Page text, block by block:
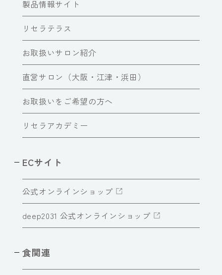
製品情報サイト
リセラテラス
お取扱いサロン紹介
直営サロン（大阪・江津・浜田）
お取扱いをご希望の方へ
リセラアカデミー
ECサイト
公式オンラインショップ
deep2031 公式オンラインショップ
食関連